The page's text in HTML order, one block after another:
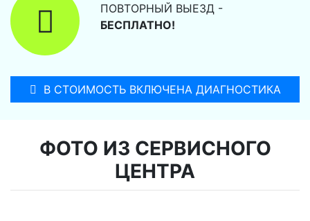
ПОВТОРНЫЙ ВЫЕЗД -
БЕСПЛАТНО!
В СТОИМОСТЬ ВКЛЮЧЕНА ДИАГНОСТИКА
ФОТО ИЗ СЕРВИСНОГО
ЦЕНТРА